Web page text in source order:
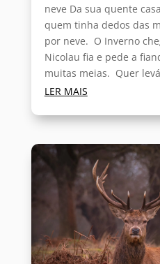
neve Da sua quente
quem tinha dedos das
por neve. O Inverno
Nicolau fia e pede a
muitas meias. Quer
LER MAIS